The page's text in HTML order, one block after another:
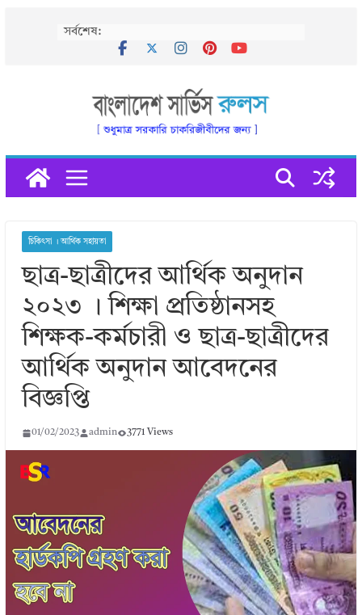
সর্বশেষ:
চিকিৎসা । আর্থিক সহায়তা
ছাত্র-ছাত্রীদের আর্থিক অনুদান
২০২৩ । শিক্ষা প্রতিষ্ঠানসহ
শিক্ষক-কর্মচারী ও ছাত্র-ছাত্রীদের
আর্থিক অনুদান আবেদনের
বিজ্ঞপ্তি
01/02/2023 admin 3771 Views